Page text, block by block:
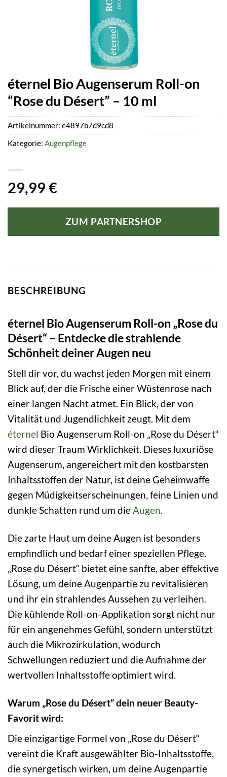
éternel Bio Augenserum Roll-on
“Rose du Désert” – 10 ml
29,99 €
ZUM PARTNERSHOP
Artikelnummer: e4897b7d9cd8
Kategorie: Augenpflege
BESCHREIBUNG
éternel Bio Augenserum Roll-on „Rose du
Désert“ – Entdecke die strahlende
Schönheit deiner Augen neu
Stell dir vor, du wachst jeden Morgen mit einem
Blick auf, der die Frische einer Wüstenrose nach
einer langen Nacht atmet. Ein Blick, der von
Vitalität und Jugendlichkeit zeugt. Mit dem
éternel Bio Augenserum Roll-on „Rose du Désert“
wird dieser Traum Wirklichkeit. Dieses luxuriöse
Augenserum, angereichert mit den kostbarsten
Inhaltsstoffen der Natur, ist deine Geheimwaffe
gegen Müdigkeitserscheinungen, feine Linien und
dunkle Schatten rund um dieAugen.
Die zarte Haut um deine Augen ist besonders
empfindlich und bedarf einer speziellen Pflege.
„Rose du Désert“ bietet eine sanfte, aber effektive
Lösung, um deine Augenpartie zu revitalisieren
und ihr ein strahlendes Aussehen zu verleihen.
Die kühlende Roll-on-Applikation sorgt nicht nur
für ein angenehmes Gefühl, sondern unterstützt
auch die Mikrozirkulation, wodurch
Schwellungen reduziert und die Aufnahme der
wertvollen Inhaltsstoffe optimiert wird.
Warum „Rose du Désert“ dein neuer Beauty-
Favorit wird:
Die einzigartige Formel von „Rose du Désert“
vereint die Kraft ausgewählter Bio-Inhaltsstoffe,
die synergetisch wirken, um deine Augenpartie